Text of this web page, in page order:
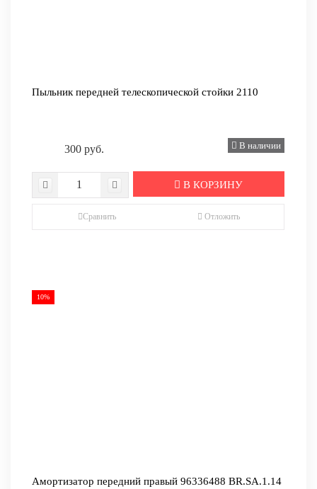
Пыльник передней телескопической стойки 2110
300 руб. В наличии
В КОРЗИНУ
Сравнить Отложить
10%
Амортизатор передний правый 96336488 BR.SA.1.14